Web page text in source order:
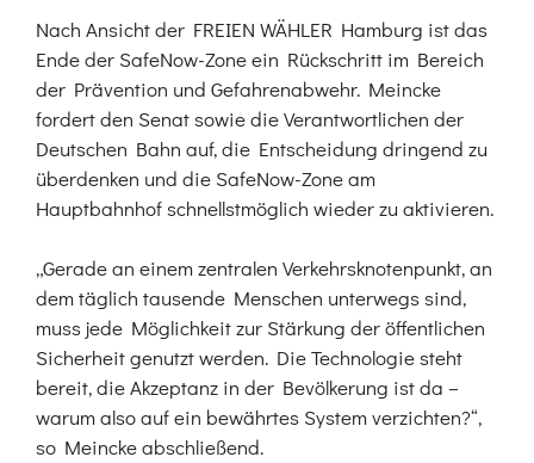
Nach Ansicht der FREIEN WÄHLER Hamburg ist das
Ende der SafeNow-Zone ein Rückschritt im Bereich
der Prävention und Gefahrenabwehr. Meincke
fordert den Senat sowie die Verantwortlichen der
Deutschen Bahn auf, die Entscheidung dringend zu
überdenken und die SafeNow-Zone am
Hauptbahnhof schnellstmöglich wieder zu aktivieren.
„Gerade an einem zentralen Verkehrsknotenpunkt, an
dem täglich tausende Menschen unterwegs sind,
muss jede Möglichkeit zur Stärkung der öffentlichen
Sicherheit genutzt werden. Die Technologie steht
bereit, die Akzeptanz in der Bevölkerung ist da –
warum also auf ein bewährtes System verzichten?“,
so Meincke abschließend.